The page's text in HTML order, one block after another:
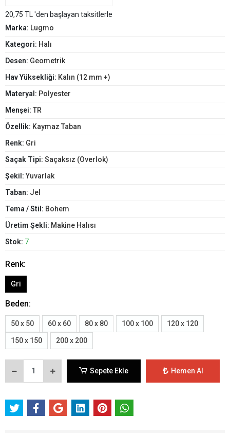
20,75 TL 'den başlayan taksitlerle
Marka: Lugmo
Kategori: Halı
Desen: Geometrik
Hav Yüksekliği: Kalın (12 mm +)
Materyal: Polyester
Menşei: TR
Özellik: Kaymaz Taban
Renk: Gri
Saçak Tipi: Saçaksız (Overlok)
Şekil:Yuvarlak
Taban: Jel
Tema / Stil: Bohem
Üretim Şekli: Makine Halısı
Stok: 7
Renk:
Gri
Beden:
50 x 50 60 x 60 80 x 80 100 x 100 120 x 120
150 x 150 200 x 200
Sepete Ekle Hemen Al